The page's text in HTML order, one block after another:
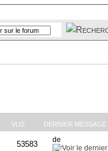
VUS DERNIER MESSAGE
53583